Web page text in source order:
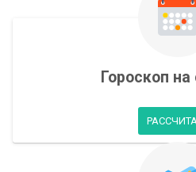
Гороскоп на